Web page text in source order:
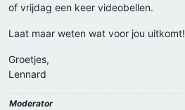
of vrijdag een keer videobellen.
Laat maar weten wat voor jou uitkomt!
Groetjes,
Lennard
Moderator